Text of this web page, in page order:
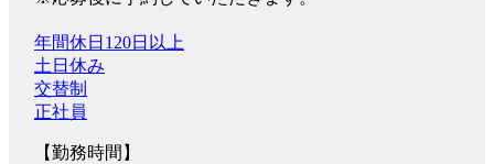
年間休日120日以上
土日休み
交替制
正社員
【勤務時間】